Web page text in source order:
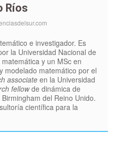
Ríos
e investigador. Es
la Universidad Nacional de
y un MSc en
modelado matemático por el
associateen la Universidad
fellowde dinámica de
del Reino Unido.
científica para la